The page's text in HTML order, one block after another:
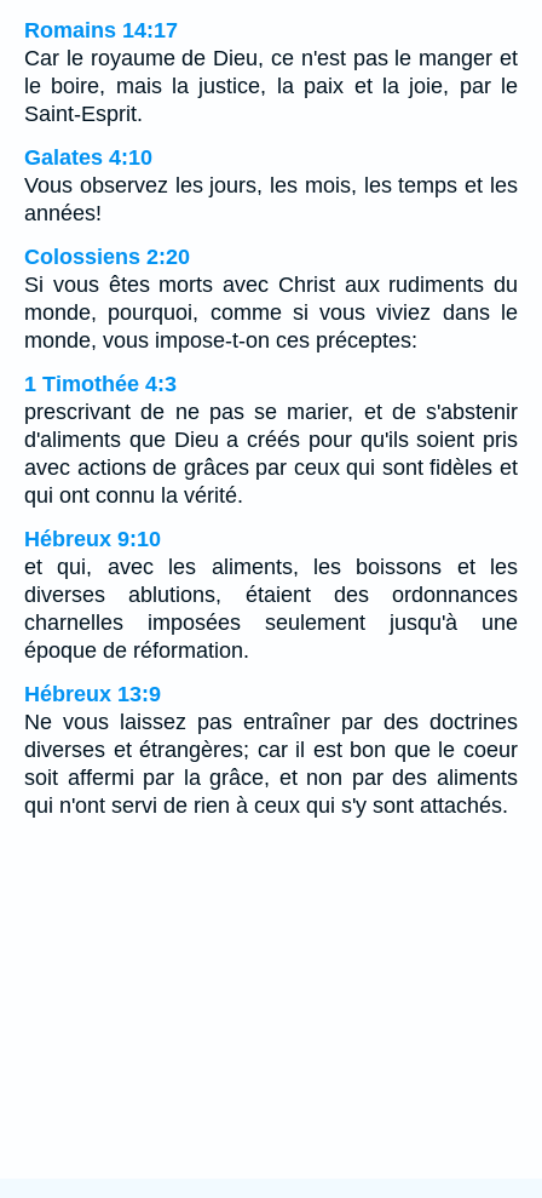
Romains 14:17
Car le royaume de Dieu, ce n'est pas le manger et
le boire, mais la justice, la paix et la joie, par le
Saint-Esprit.
Galates 4:10
Vous observez les jours, les mois, les temps et les
années!
Colossiens 2:20
Si vous êtes morts avec Christ aux rudiments du
monde, pourquoi, comme si vous viviez dans le
monde, vous impose-t-on ces préceptes:
1 Timothée 4:3
prescrivant de ne pas se marier, et de s'abstenir
d'aliments que Dieu a créés pour qu'ils soient pris
avec actions de grâces par ceux qui sont fidèles et
qui ont connu la vérité.
Hébreux 9:10
et qui, avec les aliments, les boissons et les
diverses ablutions, étaient des ordonnances
charnelles imposées seulement jusqu'à une
époque de réformation.
Hébreux 13:9
Ne vous laissez pas entraîner par des doctrines
diverses et étrangères; car il est bon que le coeur
soit affermi par la grâce, et non par des aliments
qui n'ont servi de rien à ceux qui s'y sont attachés.